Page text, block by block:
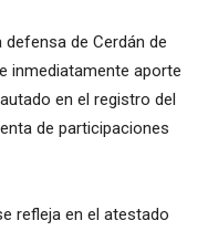
de Cerdán de
inmediatamente aporte
en el registro del
de participaciones
refleja en el atestado